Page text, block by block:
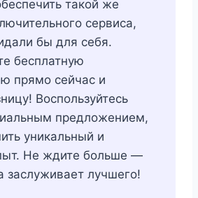
такой же
сервиса,
бы для себя.
бесплатную
прямо сейчас и
Воспользуйтесь
предложением,
уникальный и
Не ждите больше —
заслуживает лучшего!